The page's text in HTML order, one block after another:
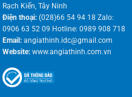
Rạch Kiến, Tây Ninh
Điện thoại:(028)66 54 94 18 Zalo:
0906 63 52 09 Hotline: 0989 908 718
Email:angiathinh.idc@gmail.com
Website:www.angiathinh.com.vn